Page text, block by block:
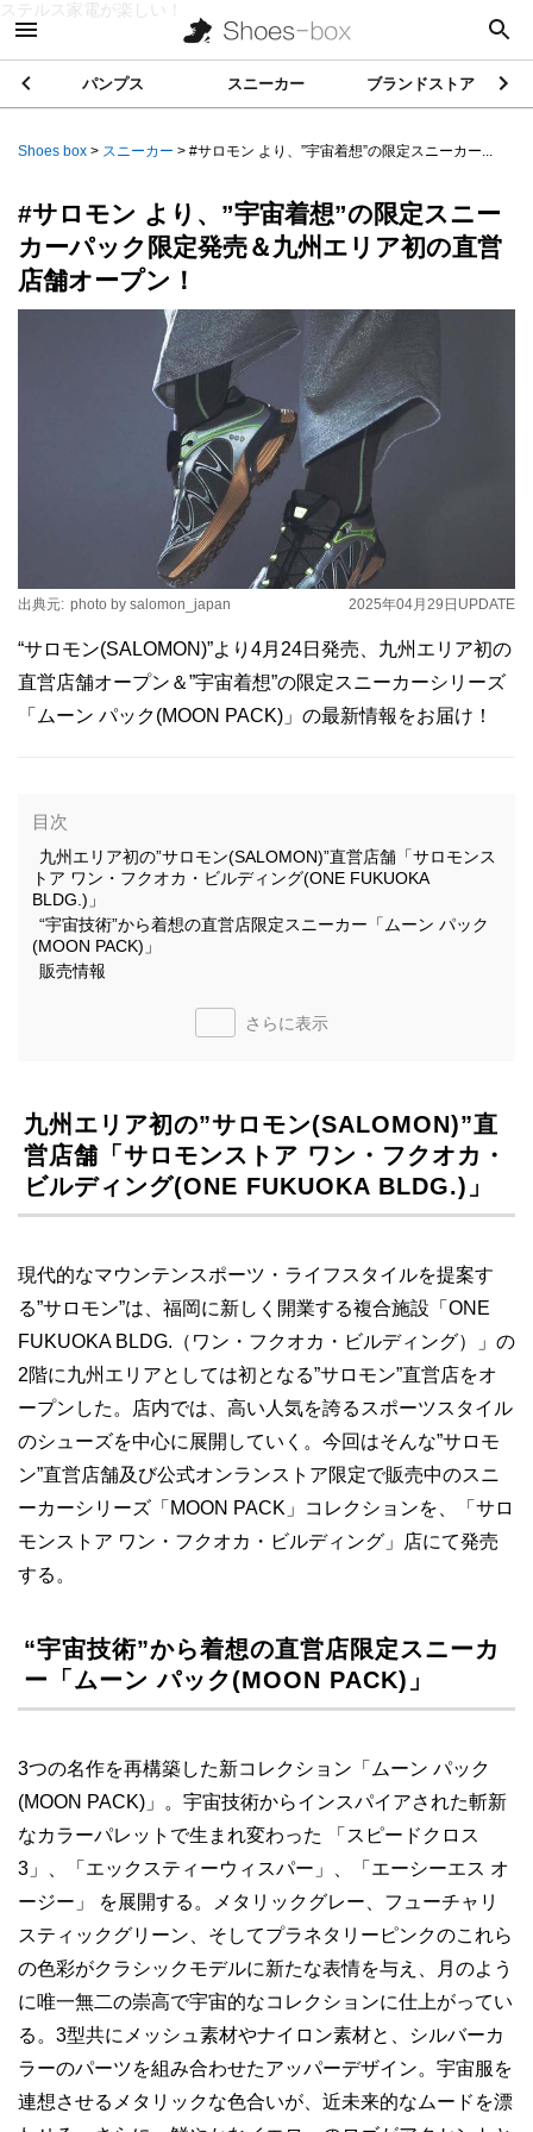
ステルス家電が楽しい！
パンプス スニーカー ブランドストア
Shoes box > スニーカー > #サロモン より、”宇宙着想”の限定スニーカー...
#サロモン より、”宇宙着想”の限定スニー
カーパック限定発売＆九州エリア初の直営
店舗オープン！
2025年04月29日 UPDATE
出典元: photo by salomon_japan
“サロモン(SALOMON)”より4月24日発売、九州エリア初の
直営店舗オープン＆”宇宙着想”の限定スニーカーシリーズ
「ムーン パック(MOON PACK)」の最新情報をお届け！
目次
九州エリア初の”サロモン(SALOMON)”直営店舗「サロモンス
トア ワン・フクオカ・ビルディング(ONE FUKUOKA
BLDG.)」
“宇宙技術”から着想の直営店限定スニーカー「ムーン パック
(MOON PACK)」
販売情報
さらに表示
九州エリア初の”サロモン(SALOMON)”直
営店舗「サロモンストア ワン・フクオカ・
ビルディング(ONE FUKUOKA BLDG.)」
現代的なマウンテンスポーツ・ライフスタイルを提案す
る”サロモン”は、福岡に新しく開業する複合施設「ONE
FUKUOKA BLDG.（ワン・フクオカ・ビルディング）」の
2階に九州エリアとしては初となる”サロモン”直営店をオ
ープンした。店内では、高い人気を誇るスポーツスタイル
のシューズを中心に展開していく。今回はそんな”サロモ
ン”直営店舗及び公式オンランストア限定で販売中のスニ
ーカーシリーズ「MOON PACK」コレクションを、「サロ
モンストア ワン・フクオカ・ビルディング」店にて発売
する。
“宇宙技術”から着想の直営店限定スニーカ
ー「ムーン パック(MOON PACK)」
3つの名作を再構築した新コレクション「ムーン パック
(MOON PACK)」。宇宙技術からインスパイアされた斬新
なカラーパレットで生まれ変わった 「スピードクロス
3」、「エックスティーウィスパー」、「エーシーエス オ
ージー」 を展開する。メタリックグレー、フューチャリ
スティックグリーン、そしてプラネタリーピンクのこれら
の色彩がクラシックモデルに新たな表情を与え、月のよう
に唯一無二の崇高で宇宙的なコレクションに仕上がってい
る。3型共にメッシュ素材やナイロン素材と、シルバーカ
ラーのパーツを組み合わせたアッパーデザイン。宇宙服を
連想させるメタリックな色合いが、近未来的なムードを漂